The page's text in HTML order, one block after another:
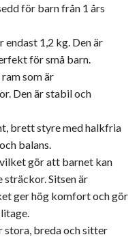
för barn från 1 års
1,2 kg. Den är
för små barn.
som är
Den är stabil och
brett styre med halkfria
balans.
gör att barnet kan
sträckor. Sitsen är
ger hög komfort och gör
stora, breda och sitter